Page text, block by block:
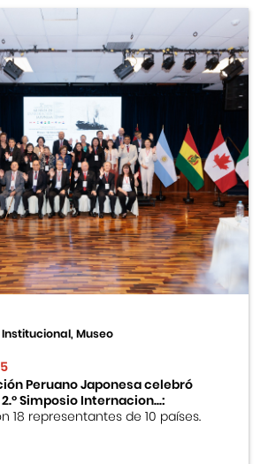
Institucional, Museo
Peruano Japonesa celebró
Simposio Internacion...:
18 representantes de 10 países.